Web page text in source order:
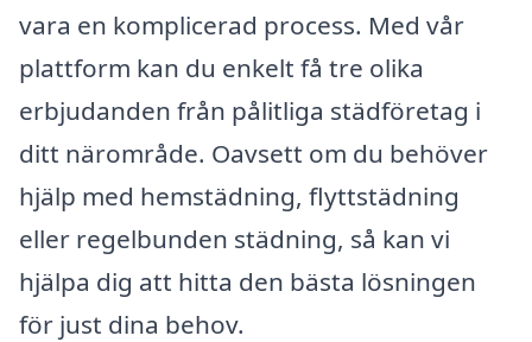
vara en komplicerad process. Med vår
plattform kan du enkelt få tre olika
erbjudanden från pålitliga städföretag i
ditt närområde. Oavsett om du behöver
hjälp med hemstädning, flyttstädning
eller regelbunden städning, så kan vi
hjälpa dig att hitta den bästa lösningen
för just dina behov.